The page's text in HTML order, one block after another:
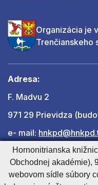
Organizácia je
Trenčianskeho
Adresa:
F. Madvu 2
971 29 Prievidza
e- mail:
Ďalšie kontakty
Hornonitrianska
Obchodnej akadémie),
webovom sídle súbory